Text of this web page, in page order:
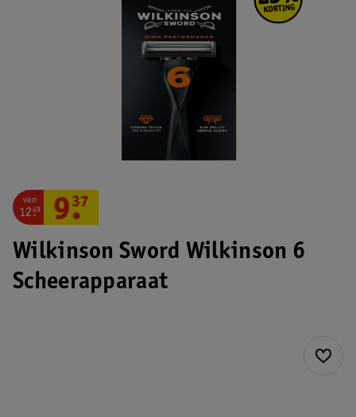
Wilkinson Sword Wilkinson 6
Scheerapparaat
van
12.
49 9.
37